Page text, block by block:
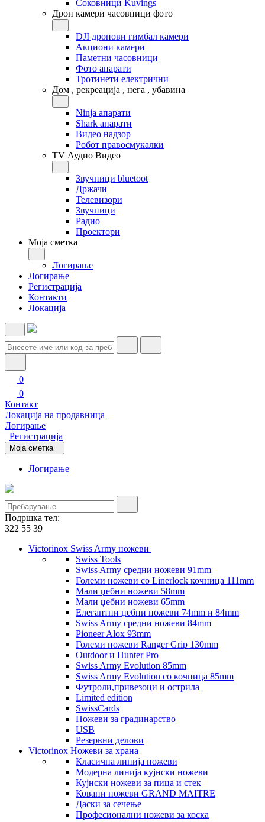
Соковници Kuvings
Дрон камери часовници фото
DJI дронови гимбал камери
Акциони камери
Паметни часовници
Фото апарати
Тротинети електрични
Дом , рекреација , нега , убавина
Ninja апарати
Shark апарати
Видео надзор
Робот правосмукалки
TV Аудио Видео
Звучници bluetoot
Држачи
Телевизори
Звучници
Радио
Проектори
Моја сметка
Логирање
Логирање
Регистрација
Контакти
Локација
0
0
Контакт
Локација на продавница
Логирање
Регистрација
Моја сметка
Логирање
Подршка тел:
322 55 39
Victorinox Swiss Army ножеви
Swiss Tools
Swiss Army средни ножеви 91mm
Големи ножеви со Linerlock кочница 111mm
Мали џебни ножеви 58mm
Мали џебни ножеви 65mm
Елегантни џебни ножеви 74mm и 84mm
Swiss Army средни ножеви 84mm
Pioneer Alox 93mm
Големи ножеви Ranger Grip 130mm
Outdoor и Hunter Pro
Swiss Army Evolution 85mm
Swiss Army Evolution со кочница 85mm
Футроли,привезоци и острила
Limited edition
SwissCards
Ножеви за градинарство
USB
Резервни делови
Victorinox Ножеви за храна
Класична линија ножеви
Модерна линија кујнски ножеви
Кујнски ножеви за пица и стек
Ковани ножеви GRAND MAITRE
Даски за сечење
Професионални ножеви за коска